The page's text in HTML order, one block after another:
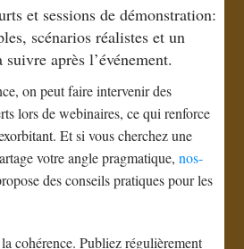
et sessions de démonstration:
scénarios réalistes et un
après l’événement.
on peut faire intervenir des
lors de webinaires, ce qui renforce
Et si vous cherchez une
votre angle pragmatique,nos-
des conseils pratiques pour les
cohérence. Publiez régulièrement